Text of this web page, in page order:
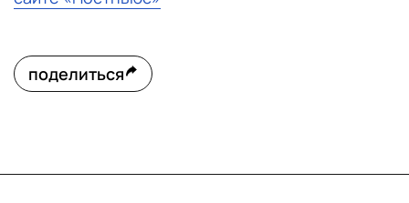
поделиться